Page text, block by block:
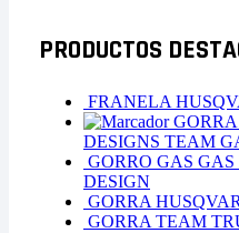
PRODUCTOS
FRANELA
DESIGNS TEAM
GORRO GAS
DESIGN
GORRA
GORRA TEAM